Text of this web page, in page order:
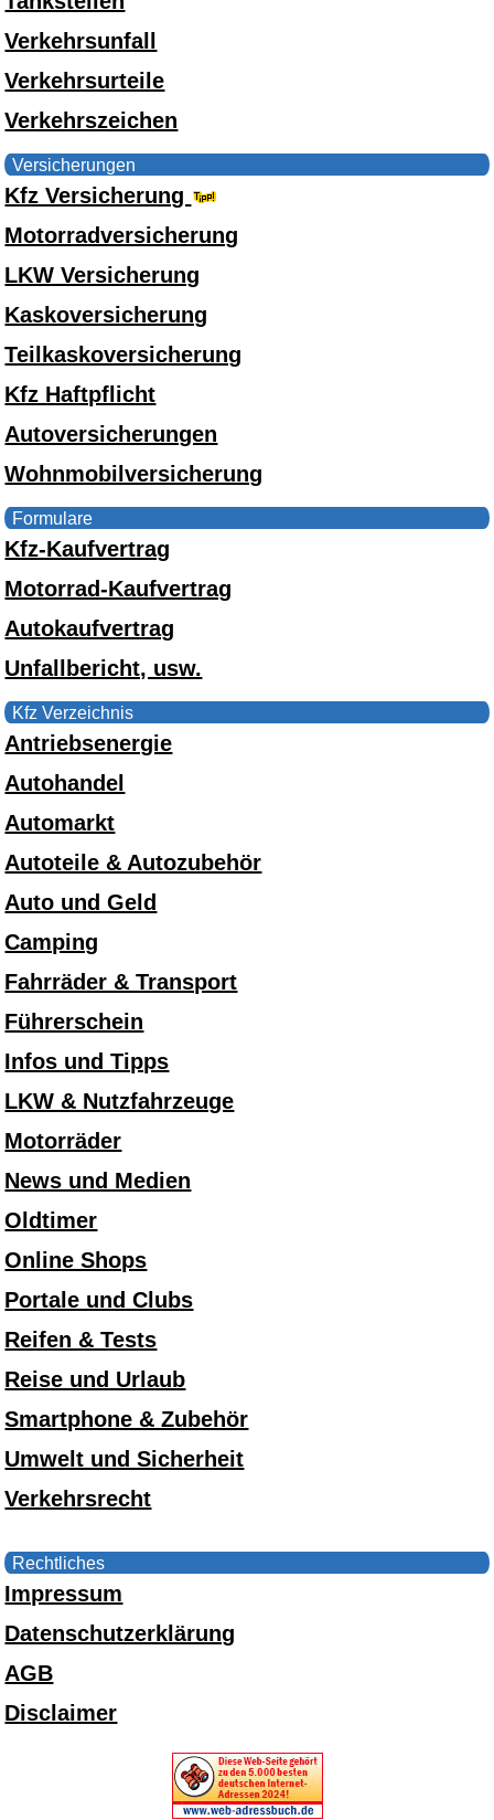
Verkehrsunfall
Verkehrsurteile
Verkehrszeichen
Versicherungen
Kfz Versicherung
Motorradversicherung
LKW Versicherung
Kaskoversicherung
Teilkaskoversicherung
Kfz Haftpflicht
Autoversicherungen
Wohnmobilversicherung
Formulare
Kfz-Kaufvertrag
Motorrad-Kaufvertrag
Autokaufvertrag
Unfallbericht, usw.
Kfz Verzeichnis
Antriebsenergie
Autohandel
Automarkt
Autoteile & Autozubehör
Auto und Geld
Camping
Fahrräder & Transport
Führerschein
Infos und Tipps
LKW & Nutzfahrzeuge
Motorräder
News und Medien
Oldtimer
Online Shops
Portale und Clubs
Reifen & Tests
Reise und Urlaub
Smartphone & Zubehör
Umwelt und Sicherheit
Verkehrsrecht
Rechtliches
Impressum
Datenschutzerklärung
AGB
Disclaimer